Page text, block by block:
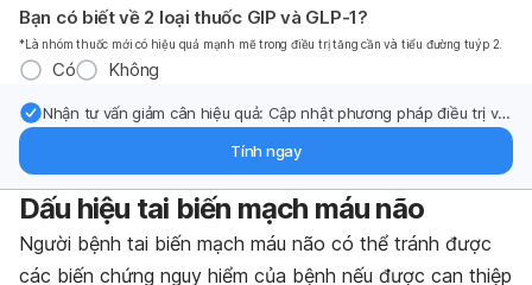
Bạn có biết về 2 loại thuốc GIP và GLP-1?
*Là nhóm thuốc mới có hiệu quả mạnh mẽ trong điều trị tăng cần và tiểu đường tuýp 2.
Có Không
Nhận tư vấn giảm cân hiệu quả: Cập nhật phương pháp điều trị và
Tính ngay
Dấu hiệu tai biến mạch máu não
Người bệnh tai biến mạch máu não có thể tránh được
các biến chứng nguy hiểm của bệnh nếu được can thiệp